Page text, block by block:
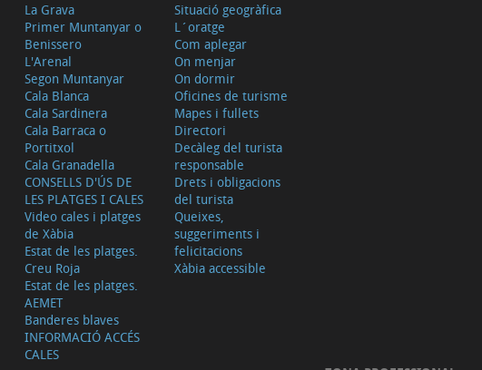
La Grava
Primer Muntanyar o
Benissero
L'Arenal
Segon Muntanyar
Cala Blanca
Cala Sardinera
Cala Barraca o
Portitxol
Cala Granadella
CONSELLS D'ÚS DE
LES PLATGES I CALES
Video cales i platges
de Xàbia
Estat de les platges.
Creu Roja
Estat de les platges.
AEMET
Banderes blaves
INFORMACIÓ ACCÉS
CALES
Situació geogràfica
L´oratge
Com aplegar
On menjar
On dormir
Oficines de turisme
Mapes i fullets
Directori
Decàleg del turista
responsable
Drets i obligacions
del turista
Queixes,
suggeriments i
felicitacions
Xàbia accessible